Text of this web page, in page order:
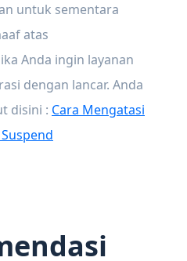
untuk sementara
atas
Anda ingin layanan
dengan lancar. Anda
disini : Cara Mengatasi